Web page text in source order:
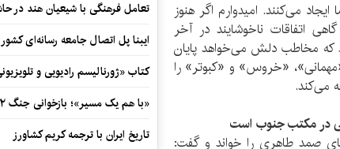
می‌کنند. امیدوارم اگر هنوز
اتفاقات ناخوشایند در آخر
که مخاطب دلش می‌خواهد پایان
«خروس» و «کبوتر» را
می‌کند.
در مکتب جنوب است
صمد طاهری را خواند و گفت:
تعامل فرهنگی با شیعیان هند در
ایبنا پل اتصال جامعه رسانه‌ای
کتاب «ژورنالیسم رادیویی و
«با هم یک مسیر»؛ بازخوانی جنگ ۱۲ روزه در قاب یک رمان کوتاه
تاریخ ایران با ترجمه کریم کشاورز